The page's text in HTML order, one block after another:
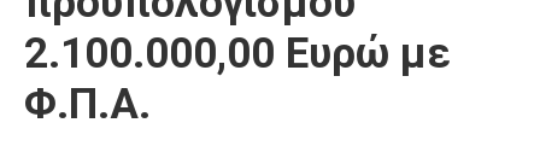
2.100.000,00 Ευρώ με
Φ.Π.Α.